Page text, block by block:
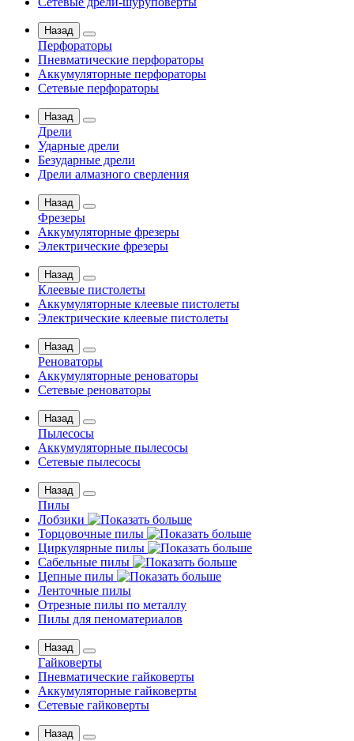
Назад
Перфораторы
Пневматические перфораторы
Аккумуляторные перфораторы
Сетевые перфораторы
Назад
Дрели
Ударные дрели
Безударные дрели
Дрели алмазного сверления
Назад
Фрезеры
Аккумуляторные фрезеры
Электрические фрезеры
Назад
Клеевые пистолеты
Аккумуляторные клеевые пистолеты
Электрические клеевые пистолеты
Назад
Реноваторы
Аккумуляторные реноваторы
Сетевые реноваторы
Назад
Пылесосы
Аккумуляторные пылесосы
Сетевые пылесосы
Назад
Пилы
Лобзики
Торцовочные пилы
Циркулярные пилы
Сабельные пилы
Цепные пилы
Ленточные пилы
Отрезные пилы по металлу
Пилы для пеноматериалов
Назад
Гайковерты
Пневматические гайковерты
Аккумуляторные гайковерты
Сетевые гайковерты
Назад